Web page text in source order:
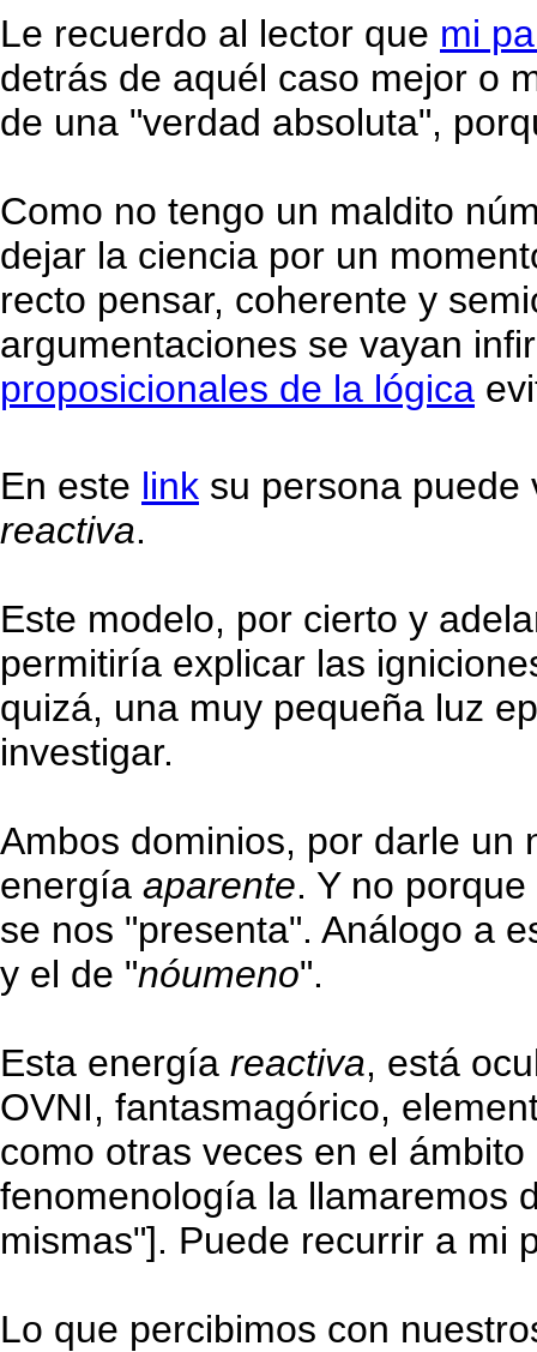
Le recuerdo al lector que mi
detrás de aquél caso mejor o
de una "verdad absoluta",
Como no tengo un maldito
dejar la ciencia por un
recto pensar, coherente y
argumentaciones se vayan
proposicionales de la lógica
En este link su persona
reactiva.
Este modelo, por cierto y
permitiría explicar las
quizá, una muy pequeña luz
investigar.
Ambos dominios, por darle un
energía aparente. Y no
se nos "presenta". Análogo a
y el de "nóumeno".
Esta energía reactiva, está
OVNI, fantasmagórico,
como otras veces en el
fenomenología la llamaremos
mismas"]. Puede recurrir a mi
Lo que percibimos con